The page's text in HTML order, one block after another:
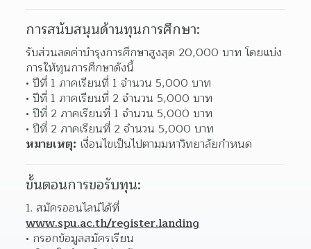
การสนับสนุนด้านทุนการศึกษา:
รับส่วนลดค่าบำรุงการศึกษาสูงสุด 20,000 บาท โดยแบ่ง
การให้ทุนการศึกษาดังนี้
ปีที่ 1 ภาคเรียนที่ 1 จำนวน 5,000 บาท
ปีที่ 1 ภาคเรียนที่ 2 จำนวน 5,000 บาท
ปีที่ 2 ภาคเรียนที่ 1 จำนวน 5,000 บาท
ปีที่ 2 ภาคเรียนที่ 2 จำนวน 5,000 บาท
หมายเหตุ: เงื่อนไขเป็นไปตามมหาวิทยาลัยกำหนด
ขั้นตอนการขอรับทุน:
www.spu.ac.th/register.landing
กรอกข้อมูลสมัครเรียน